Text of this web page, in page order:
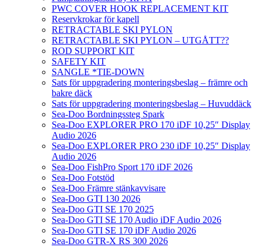
PWC COVER HOOK REPLACEMENT KIT
Reservkrokar för kapell
RETRACTABLE SKI PYLON
RETRACTABLE SKI PYLON – UTGÅTT??
ROD SUPPORT KIT
SAFETY KIT
SANGLE *TIE-DOWN
Sats för uppgradering monteringsbeslag – främre och
bakre däck
Sats för uppgradering monteringsbeslag – Huvuddäck
Sea-Doo Bordningssteg Spark
Sea-Doo EXPLORER PRO 170 iDF 10,25″ Display
Audio 2026
Sea-Doo EXPLORER PRO 230 iDF 10,25″ Display
Audio 2026
Sea-Doo FishPro Sport 170 iDF 2026
Sea-Doo Fotstöd
Sea-Doo Främre stänkavvisare
Sea-Doo GTI 130 2026
Sea-Doo GTI SE 170 2025
Sea-Doo GTI SE 170 Audio iDF Audio 2026
Sea-Doo GTI SE 170 iDF Audio 2026
Sea-Doo GTR-X RS 300 2026